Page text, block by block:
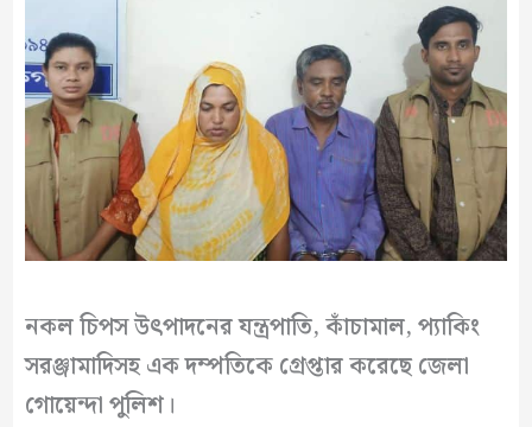
নকল চিপস উৎপাদনের যন্ত্রপাতি, কাঁচামাল, প্যাকিং
সরঞ্জামাদিসহ এক দম্পতিকে গ্রেপ্তার করেছে জেলা
গোয়েন্দা পুলিশ।